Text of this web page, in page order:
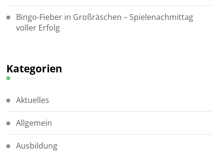
Bingo-Fieber in Großräschen – Spielenachmittag
voller Erfolg
Kategorien
Aktuelles
Allgemein
Ausbildung